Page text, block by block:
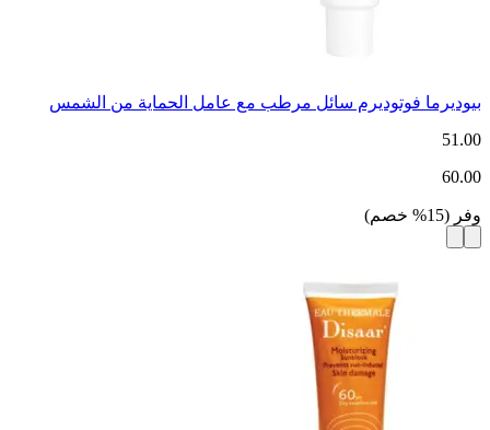
بيوديرما فوتوديرم سائل مرطب مع عامل الحماية من الشمس
51.00
60.00
وفر (
15
% خصم)